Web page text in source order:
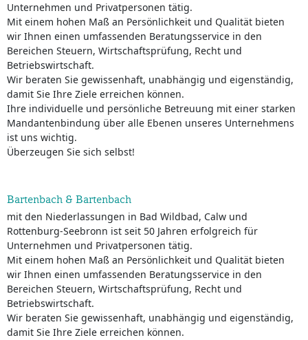
Unternehmen und Privatpersonen tätig.
Mit einem hohen Maß an Persönlichkeit und Qualität bieten
wir Ihnen einen umfassenden Beratungsservice in den
Bereichen Steuern, Wirtschaftsprüfung, Recht und
Betriebswirtschaft.
Wir beraten Sie gewissenhaft, unabhängig und eigenständig,
damit Sie Ihre Ziele erreichen können.
Ihre individuelle und persönliche Betreuung mit einer starken
Mandantenbindung über alle Ebenen unseres Unternehmens
ist uns wichtig.
Überzeugen Sie sich selbst!
Bartenbach & Bartenbach
mit den Niederlassungen in Bad Wildbad, Calw und
Rottenburg-Seebronn ist seit 50 Jahren erfolgreich für
Unternehmen und Privatpersonen tätig.
Mit einem hohen Maß an Persönlichkeit und Qualität bieten
wir Ihnen einen umfassenden Beratungsservice in den
Bereichen Steuern, Wirtschaftsprüfung, Recht und
Betriebswirtschaft.
Wir beraten Sie gewissenhaft, unabhängig und eigenständig,
damit Sie Ihre Ziele erreichen können.